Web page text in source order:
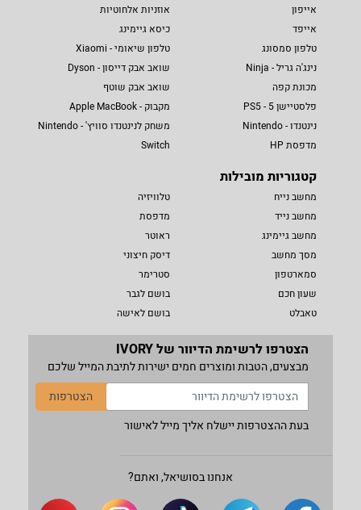
אייפון
אייפד
טלפון סמסונג
נינג'ה גריל - Ninja
מכונת קפה
פלסטיישן 5 - PS5
נינטנדו - Nintendo
מדפסת HP
אוזניות אלחוטיות
כיסא גיימינג
טלפון שיאומי - Xiaomi
שואב אבק דייסון - Dyson
שואב אבק שוטף
מקבוק - Apple MacBook
משחק לנינטנדו סוויץ' - Nintendo
Switch
קטגוריות מובילות
מחשב נייח
מחשב נייד
מחשב גיימינג
מסך מחשב
סמארטפון
שעון חכם
טאבלט
טלוויזיה
מדפסת
ראוטר
דיסק חיצוני
סטרימר
בושם לגבר
בושם לאישה
הצטרפו לרשימת הדיוור של IVORY
מבצעים, הטבות ומוצרים חמים ישירות לתיבת המייל שלכם
הצטרפות
בעת ההצטרפות יישלח אליך מייל לאישור
אנחנו בסושיאל, ואתם?